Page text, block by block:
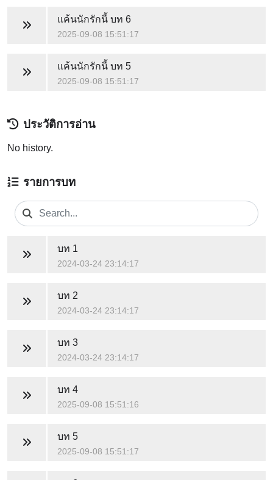
แค้นนักรักนี้บท 6
2025-09-08 15:51:17
แค้นนักรักนี้บท 5
2025-09-08 15:51:17
ประวัติการอ่าน
No history.
รายการบท
บท 1
2024-03-24 23:14:17
บท 2
2024-03-24 23:14:17
บท 3
2024-03-24 23:14:17
บท 4
2025-09-08 15:51:16
บท 5
2025-09-08 15:51:17